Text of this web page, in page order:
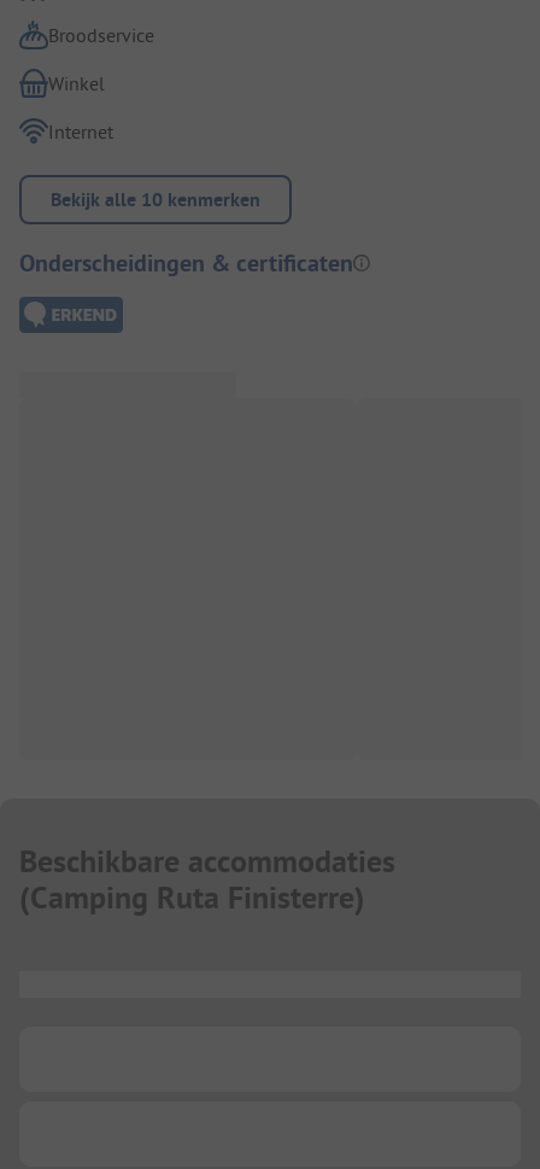
Broodservice
Winkel
Internet
Bekijk alle 10 kenmerken
Onderscheidingen & certificaten
Beschikbare accommodaties
(Camping Ruta Finisterre)